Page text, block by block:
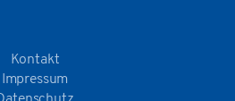
Kontakt
Impressum